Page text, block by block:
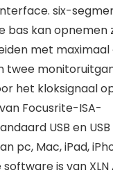
six-
bas kan opnemen
met
twee
het kloksignaal
Focusrite-ISA-
USB en
pc, Mac, iPad,
is van XLN